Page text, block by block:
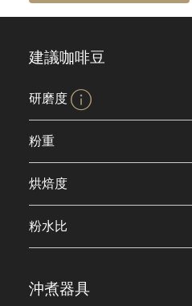
建議咖啡豆
研磨度
粉重
烘焙度
粉水比
沖煮器具